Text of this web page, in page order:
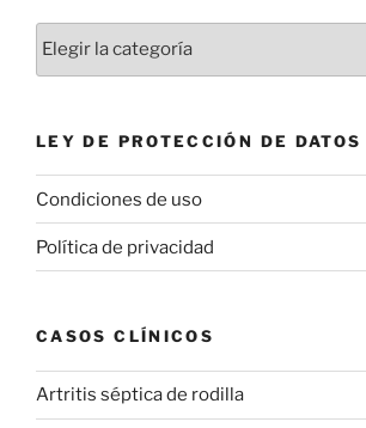
LEY DE PROTECCIÓN DE DATOS
Condiciones de uso
Política de privacidad
CASOS CLÍNICOS
Artritis séptica de rodilla